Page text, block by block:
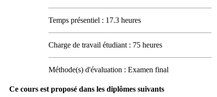
Temps présentiel : 17.3 heures
Charge de travail étudiant : 75 heures
Méthode(s) d'évaluation : Examen final
Ce cours est proposé dans les diplômes suivants